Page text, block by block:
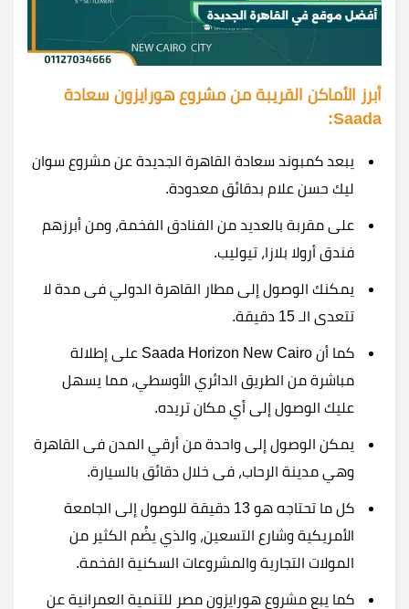
أبرز الأماكن القريبة من مشروع هورايزون سعادة
Saada:
يبعد كمبوند سعادة القاهرة الجديدة عن مشروع سوان
ليك حسن علام بدقائق معدودة.
على مقربة بالعديد من الفنادق الفخمة، ومن أبرزهم
فندق أرولا بلازا، تيوليب.
يمكنك الوصول إلى مطار القاهرة الدولي فى مدة لا
تتعدى الـ 15 دقيقة.
كما أن Saada Horizon New Cairo على إطلالة
مباشرة من الطريق الدائري الأوسطي، مما يسهل
عليك الوصول إلى أي مكان تريده.
يمكن الوصول إلى واحدة من أرقي المدن فى القاهرة
وهي مدينة الرحاب، فى خلال دقائق بالسيارة.
كل ما تحتاجه هو 13 دقيقة للوصول إلى الجامعة
الأمريكية وشارع التسعين، والذي يضُم الكثير من
المولات التجارية والمشروعات السكنية الفخمة.
كما يبع مشروع هورايزون مصر للتنمية العمرانية عن